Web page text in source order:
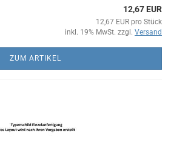
12,67 EUR
12,67 EUR pro Stück
inkl. 19% MwSt. zzgl. Versand
ZUM ARTIKEL